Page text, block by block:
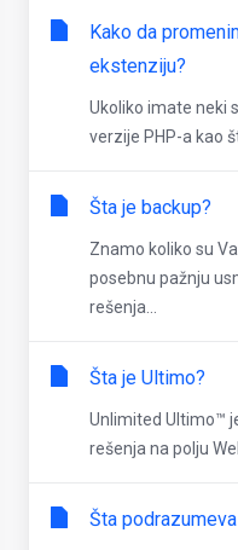
Kako da
ekstenziju?
Ukoliko imate neki
verzije PHP-a kao
Šta je backup?
Znamo koliko su
posebnu pažnju
rešenja...
Šta je Ultimo?
Unlimited Ultimo™
rešenja na polju
Šta